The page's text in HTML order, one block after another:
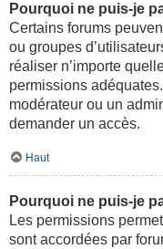
Pourquoi ne puis-je
Certains forums
ou groupes
réaliser n’importe
permissions
modérateur ou un
demander un accès.
Haut
Pourquoi ne puis-je
Les permissions
sont accordées par